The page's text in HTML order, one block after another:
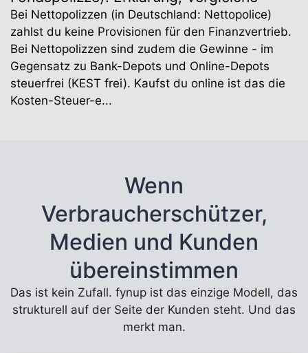
Bei Nettopolizzen (in Deutschland: Nettopolice)
zahlst du keine Provisionen für den Finanzvertrieb.
Bei Nettopolizzen sind zudem die Gewinne - im
Gegensatz zu Bank-Depots und Online-Depots
steuerfrei (KEST frei). Kaufst du online ist das die
Kosten-Steuer-e...
Wenn
Verbraucherschützer,
Medien und Kunden
übereinstimmen
Das ist kein Zufall. fynup ist das einzige Modell, das
strukturell auf der Seite der Kunden steht. Und das
merkt man.